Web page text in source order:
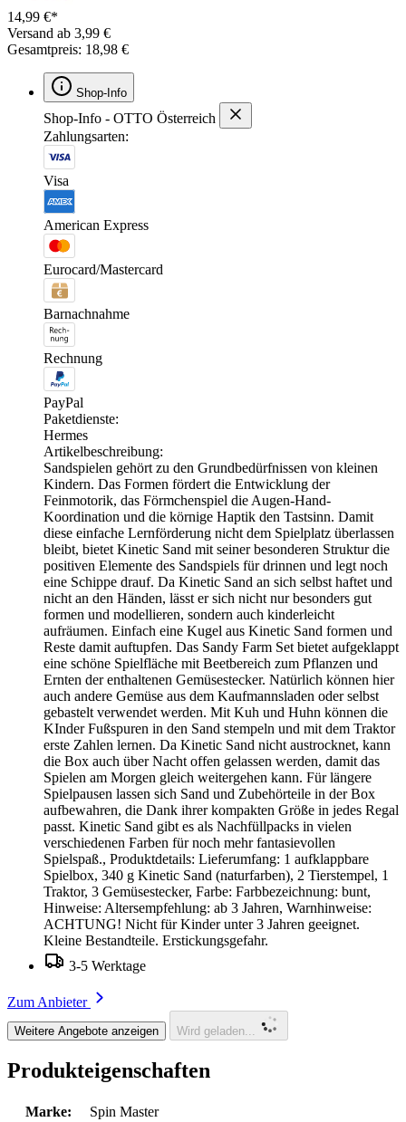
14,99 €*
Versand ab 3,99 €
Gesamtpreis: 18,98 €
Shop-Info
Shop-Info - OTTO Österreich
Zahlungsarten:
Visa
American Express
Eurocard/Mastercard
Barnachnahme
Rechnung
PayPal
Paketdienste:
Hermes
Artikelbeschreibung:
Sandspielen gehört zu den Grundbedürfnissen von kleinen
Kindern. Das Formen fördert die Entwicklung der
Feinmotorik, das Förmchenspiel die Augen-Hand-
Koordination und die körnige Haptik den Tastsinn. Damit
diese einfache Lernförderung nicht dem Spielplatz überlassen
bleibt, bietet Kinetic Sand mit seiner besonderen Struktur die
positiven Elemente des Sandspiels für drinnen und legt noch
eine Schippe drauf. Da Kinetic Sand an sich selbst haftet und
nicht an den Händen, lässt er sich nicht nur besonders gut
formen und modellieren, sondern auch kinderleicht
aufräumen. Einfach eine Kugel aus Kinetic Sand formen und
Reste damit auftupfen. Das Sandy Farm Set bietet aufgeklappt
eine schöne Spielfläche mit Beetbereich zum Pflanzen und
Ernten der enthaltenen Gemüsestecker. Natürlich können hier
auch andere Gemüse aus dem Kaufmannsladen oder selbst
gebastelt verwendet werden. Mit Kuh und Huhn können die
KInder Fußspuren in den Sand stempeln und mit dem Traktor
erste Zahlen lernen. Da Kinetic Sand nicht austrocknet, kann
die Box auch über Nacht offen gelassen werden, damit das
Spielen am Morgen gleich weitergehen kann. Für längere
Spielpausen lassen sich Sand und Zubehörteile in der Box
aufbewahren, die Dank ihrer kompakten Größe in jedes Regal
passt. Kinetic Sand gibt es als Nachfüllpacks in vielen
verschiedenen Farben für noch mehr fantasievollen
Spielspaß., Produktdetails: Lieferumfang: 1 aufklappbare
Spielbox, 340 g Kinetic Sand (naturfarben), 2 Tierstempel, 1
Traktor, 3 Gemüsestecker, Farbe: Farbbezeichnung: bunt,
Hinweise: Altersempfehlung: ab 3 Jahren, Warnhinweise:
ACHTUNG! Nicht für Kinder unter 3 Jahren geeignet.
Kleine Bestandteile. Erstickungsgefahr.
3-5 Werktage
Zum Anbieter
Weitere Angebote anzeigen Wird geladen...
Produkteigenschaften
Marke:
Spin Master